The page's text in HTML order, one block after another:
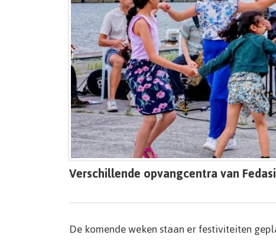
Verschillende opvangcentra van
De komende weken staan er festiviteiten